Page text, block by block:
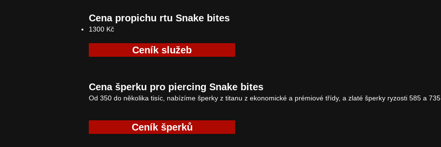
Cena propichu rtu Snake bites
1300 Kč
Ceník služeb
Cena šperku pro piercing Snake bites
Od 350 do několika tisíc, nabízíme šperky z titanu z ekonomické a prémiové třídy, a zlaté šperky ryzosti 585 a 735.
Ceník šperků